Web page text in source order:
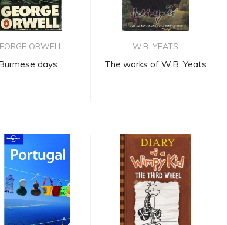
ORWELL
days
W.B. YEATS
The works of W.B. Yeats